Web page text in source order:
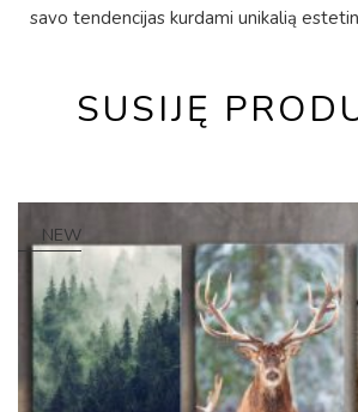
savo tendencijas kurdami unikalią
SUSIJĘ